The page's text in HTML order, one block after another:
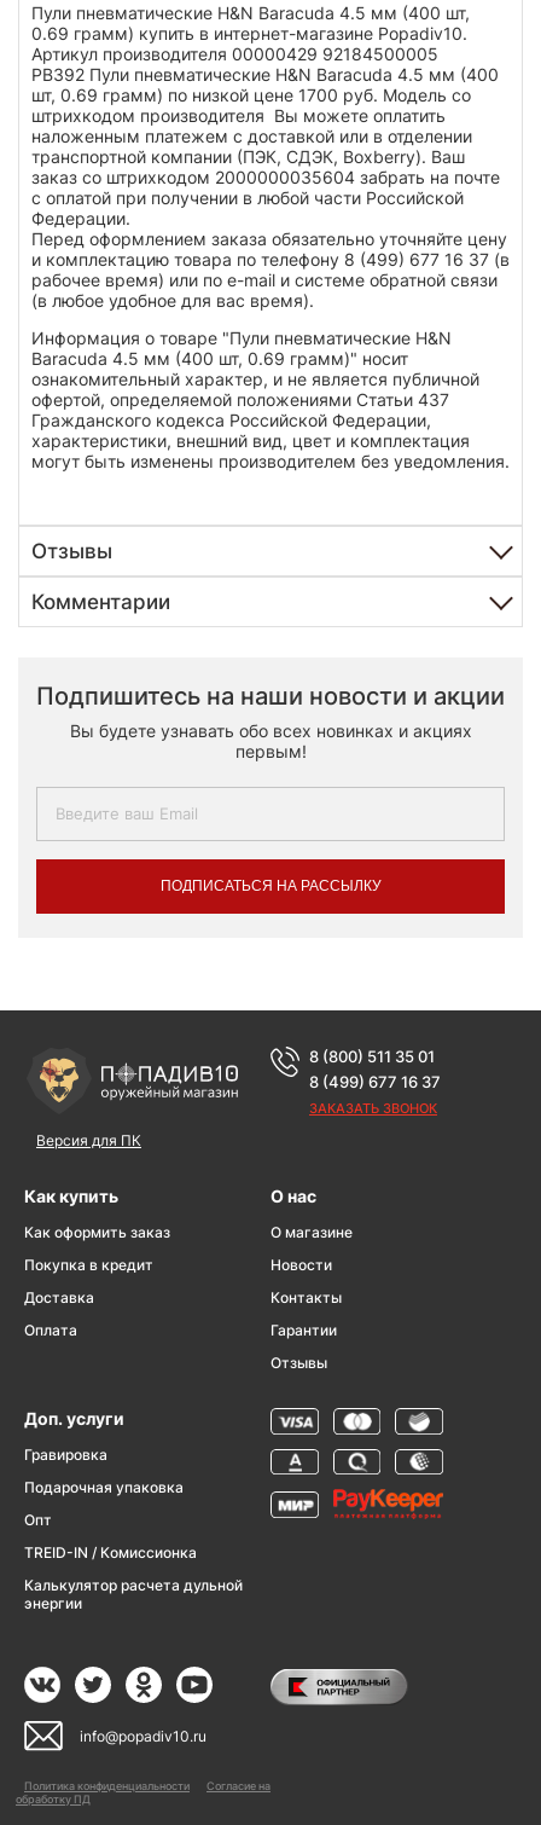
Пули пневматические H&N Baracuda 4.5 мм (400 шт,
0.69 грамм) купить в интернет-магазине Popadiv10.
Артикул производителя 00000429 92184500005
PB392 Пули пневматические H&N Baracuda 4.5 мм (400
шт, 0.69 грамм) по низкой цене 1700 руб. Модель со
штрихкодом производителя Вы можете оплатить
наложенным платежем с доставкой или в отделении
транспортной компании (ПЭК, СДЭК, Boxberry). Ваш
заказ со штрихкодом 2000000035604 забрать на почте
с оплатой при получении в любой части Российской
Федерации.
Перед оформлением заказа обязательно уточняйте цену
и комплектацию товара по телефону 8 (499) 677 16 37 (в
рабочее время) или по e-mail и системе обратной связи
(в любое удобное для вас время).
Информация о товаре "Пули пневматические H&N
Baracuda 4.5 мм (400 шт, 0.69 грамм)" носит
ознакомительный характер, и не является публичной
офертой, определяемой положениями Статьи 437
Гражданского кодекса Российской Федерации,
характеристики, внешний вид, цвет и комплектация
могут быть изменены производителем без уведомления.
Отзывы
Комментарии
Подпишитесь на наши новости и акции
Вы будете узнавать обо всех новинках и акциях
первым!
ПОДПИСАТЬСЯ НА РАССЫЛКУ
Версия для ПК
8 (800) 511 35 01
8 (499) 677 16 37
ЗАКАЗАТЬ ЗВОНОК
Как купить
Как оформить заказ
Покупка в кредит
Доставка
Оплата
О нас
О магазине
Новости
Контакты
Гарантии
Отзывы
Доп. услуги
Гравировка
Подарочная упаковка
Опт
TREID-IN / Комиссионка
Калькулятор расчета дульной
энергии
info@popadiv10.ru
Политика конфиденциальности
Согласие на
обработку ПД